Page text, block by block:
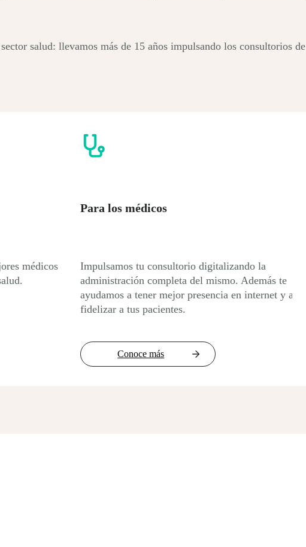
salud: llevamos más de 15 años impulsando los consultorios
médicos
Para los médicos
Impulsamos tu consultorio digitalizando la
administración completa del mismo. Además te
ayudamos a tener mejor presencia en internet y a
fidelizar a tus pacientes.
Conoce más